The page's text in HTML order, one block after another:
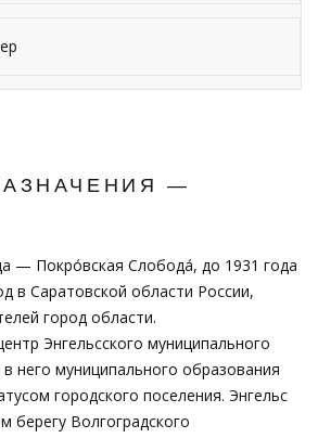
—
— Покро́вская Слобода́, до 1931 года
в Саратовской области России,
город области.
Энгельсского муниципального
него муниципального образования
городского поселения. Энгельс
берегу Волгоградского